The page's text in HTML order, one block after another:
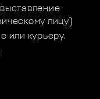
лицу)
или курьеру.